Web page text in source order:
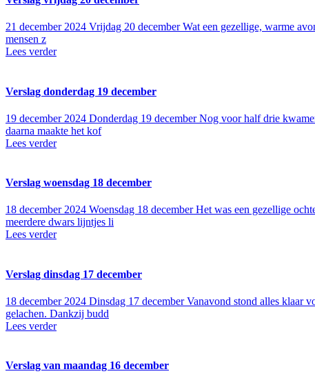
21 december 2024 Vrijdag 20 december Wat een gezellige, warme
mensen z
Lees verder
Verslag donderdag 19 december
19 december 2024 Donderdag 19 december Nog voor half drie
daarna maakte het kof
Lees verder
Verslag woensdag 18 december
18 december 2024 Woensdag 18 december Het was een gezellige
meerdere dwars lijntjes li
Lees verder
Verslag dinsdag 17 december
18 december 2024 Dinsdag 17 december Vanavond stond alles klaar
gelachen. Dankzij budd
Lees verder
Verslag van maandag 16 december